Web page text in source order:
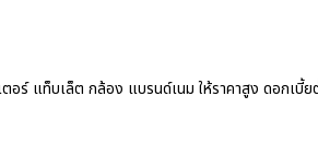
อร์ แท็บเล็ต กล้อง แบรนด์เนม ให้ราคาสูง ดอกเบี้ย